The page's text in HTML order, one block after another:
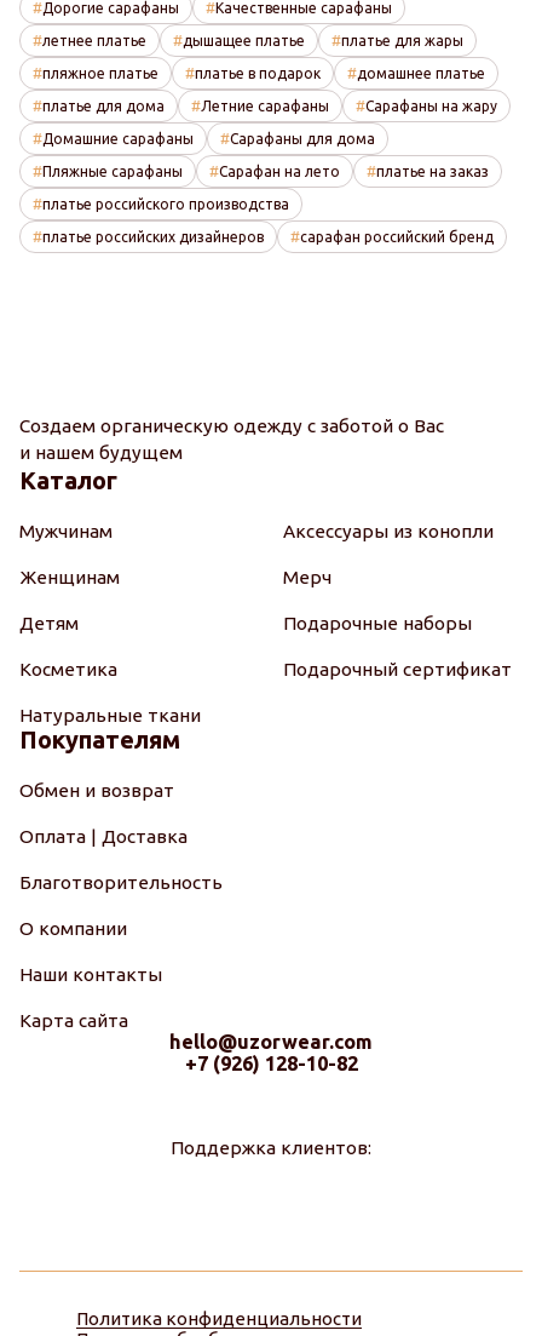
Дорогие сарафаны Качественные сарафаны
летнее платье дышащее платье платье для жары
пляжное платье платье в подарок домашнее платье
платье для дома Летние сарафаны Сарафаны на жару
Домашние сарафаны Сарафаны для дома
Пляжные сарафаны Сарафан на лето платье на заказ
платье российского производства
платье российских дизайнеров сарафан российский бренд
Создаем органическую одежду с заботой о Вас
и нашем будущем
Каталог
Мужчинам
Женщинам
Детям
Косметика
Натуральные ткани
Аксессуары из конопли
Мерч
Подарочные наборы
Подарочный сертификат
Покупателям
Обмен и возврат
Оплата | Доставка
Благотворительность
О компании
Наши контакты
Карта сайта
hello@uzorwear.com
+7 (926) 128-10-82
Поддержка клиентов:
Политика конфиденциальности